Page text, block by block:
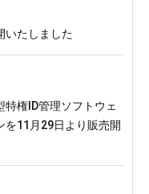
いたしました
権ID管理ソフトウェ
を11月29日より販売開